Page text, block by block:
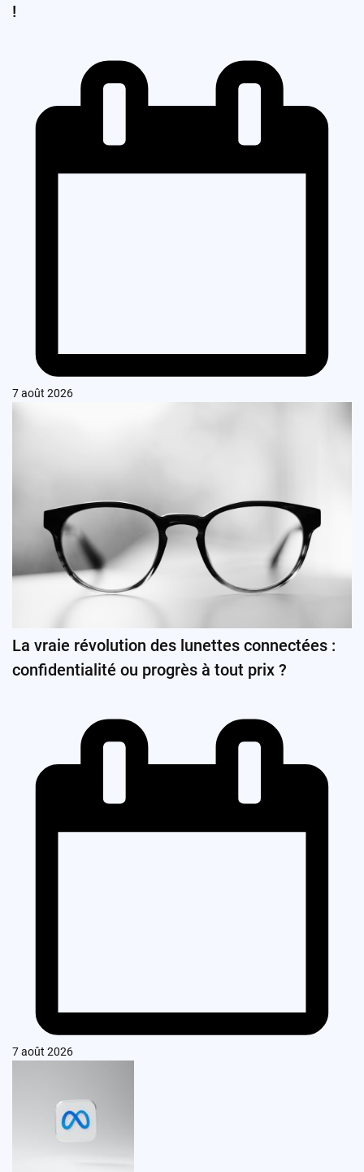
!
7 août 2026
La vraie révolution des lunettes connectées :
confidentialité ou progrès à tout prix ?
7 août 2026